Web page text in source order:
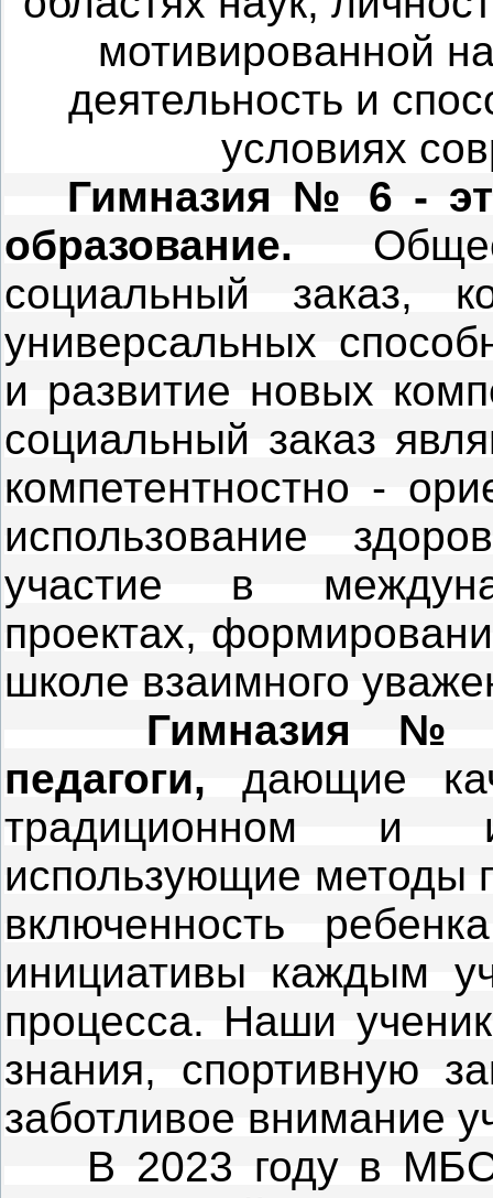
мотивированной
деятельность и
условиях
Гимназия № 6 -
образование.
социальный заказ,
универсальных
и развитие новых
социальный заказ
компетентностно -
использование
участие в
проектах,
школе взаимного
Гимназия № 6
педагоги, дающие
традиционном и
использующие методы
включенность
инициативы каждым
процесса. Наши
знания, спортивную
заботливое внимание
В 2023 году в